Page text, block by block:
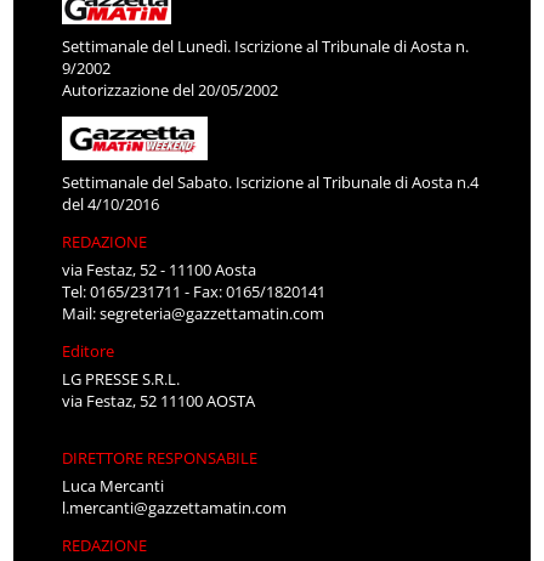
Settimanale del Lunedì. Iscrizione al Tribunale di Aosta n.
9/2002
Autorizzazione del 20/05/2002
Settimanale del Sabato. Iscrizione al Tribunale di Aosta n.4
del 4/10/2016
REDAZIONE
via Festaz, 52 - 11100 Aosta
Tel: 0165/231711 - Fax: 0165/1820141
Mail:segreteria@gazzettamatin.com
Editore
LG PRESSE S.R.L.
via Festaz, 52 11100 AOSTA
DIRETTORE RESPONSABILE
Luca Mercanti
l.mercanti@gazzettamatin.com
REDAZIONE